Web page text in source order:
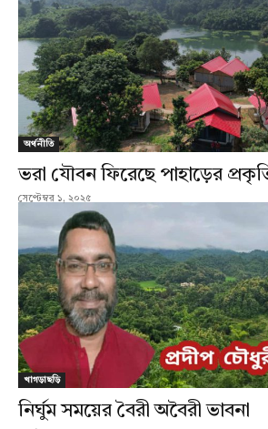
অর্থনীতি
ভরা যৌবন ফিরেছে পাহাড়ের
সেপ্টেম্বর ১, ২০২৫
খাগড়াছড়ি
নির্ঘুম সময়ের বৈরী অবৈরী ভাবনা